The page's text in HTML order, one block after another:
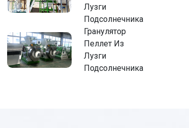
Лузги
Подсолнечника
Гранулятор
Пеллет Из
Лузги
Подсолнечника